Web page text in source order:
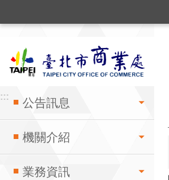
::: 公告訊息
機關介紹
業務資訊